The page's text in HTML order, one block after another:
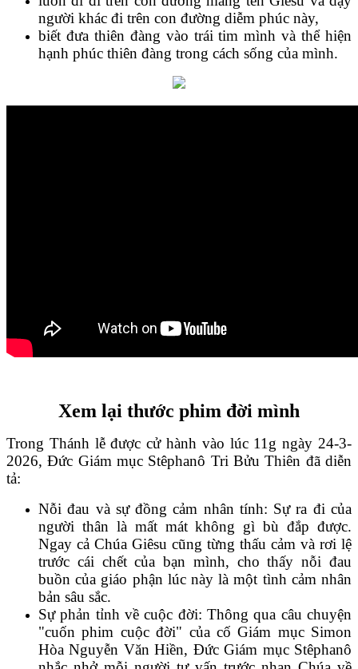
người khác đi trên con đường diễm phúc này,
biết đưa thiên đàng vào trái tim mình và thể hiện
hạnh phúc thiên đàng trong cách sống của mình.
Xem lại thước phim đời mình
Trong Thánh lễ được cử hành vào lúc 11g ngày 24-3-
2026, Đức Giám mục Stêphanô Tri Bửu Thiên đã diễn
tả:
Nỗi đau và sự đồng cảm nhân tính: Sự ra đi của
người thân là mất mát không gì bù đắp được.
Ngay cả Chúa Giêsu cũng từng thấu cảm và rơi lệ
trước cái chết của bạn mình, cho thấy nỗi đau
buồn của giáo phận lúc này là một tình cảm nhân
bản sâu sắc.
Sự phản tỉnh về cuộc đời: Thông qua câu chuyện
"cuốn phim cuộc đời" của cố Giám mục Simon
Hòa Nguyễn Văn Hiền, Đức Giám mục Stêphanô